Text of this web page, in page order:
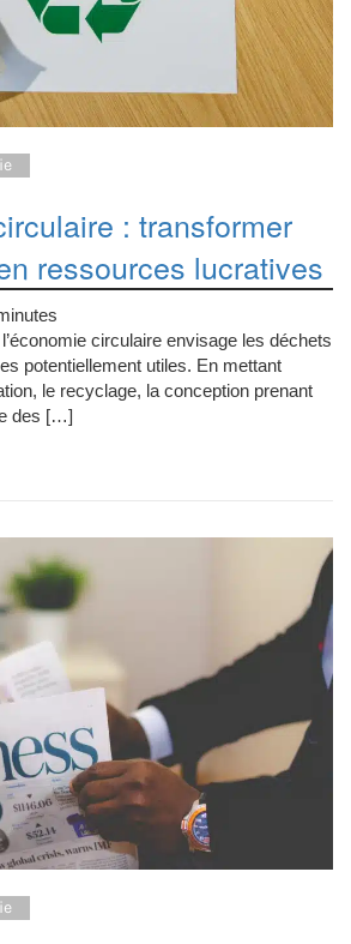
: transformer
ressources lucratives
circulaire envisage les déchets
potentiellement utiles. En mettant
le recyclage, la conception prenant
des […]